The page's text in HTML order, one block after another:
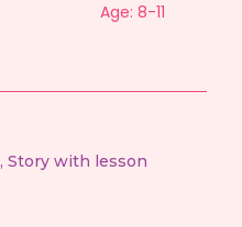
Age: 8-11
, Story with lesson